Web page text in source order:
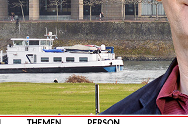
Zum Inhalt springen